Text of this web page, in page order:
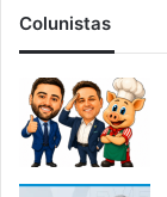
Colunistas